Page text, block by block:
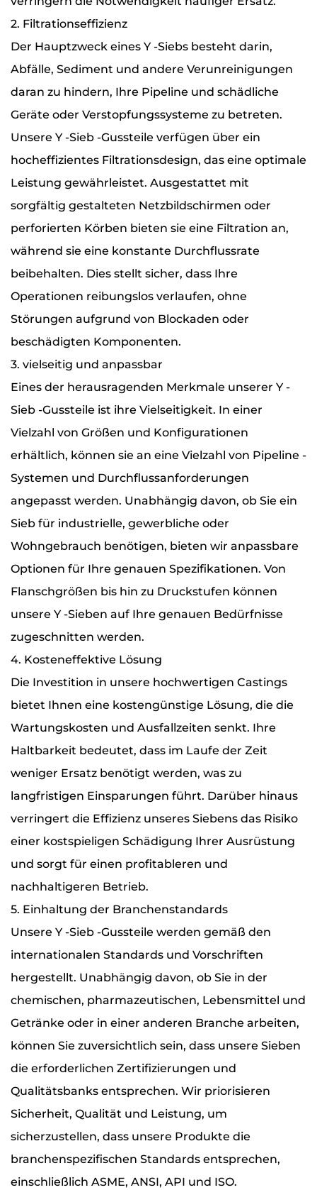
2. Filtrationseffizienz
Der Hauptzweck eines Y -Siebs besteht darin,
Abfälle, Sediment und andere Verunreinigungen
daran zu hindern, Ihre Pipeline und schädliche
Geräte oder Verstopfungssysteme zu betreten.
Unsere Y -Sieb -Gussteile verfügen über ein
hocheffizientes Filtrationsdesign, das eine optimale
Leistung gewährleistet. Ausgestattet mit
sorgfältig gestalteten Netzbildschirmen oder
perforierten Körben bieten sie eine Filtration an,
während sie eine konstante Durchflussrate
beibehalten. Dies stellt sicher, dass Ihre
Operationen reibungslos verlaufen, ohne
Störungen aufgrund von Blockaden oder
beschädigten Komponenten.
3. vielseitig und anpassbar
Eines der herausragenden Merkmale unserer Y -
Sieb -Gussteile ist ihre Vielseitigkeit. In einer
Vielzahl von Größen und Konfigurationen
erhältlich, können sie an eine Vielzahl von Pipeline -
Systemen und Durchflussanforderungen
angepasst werden. Unabhängig davon, ob Sie ein
Sieb für industrielle, gewerbliche oder
Wohngebrauch benötigen, bieten wir anpassbare
Optionen für Ihre genauen Spezifikationen. Von
Flanschgrößen bis hin zu Druckstufen können
unsere Y -Sieben auf Ihre genauen Bedürfnisse
zugeschnitten werden.
4. Kosteneffektive Lösung
Die Investition in unsere hochwertigen Castings
bietet Ihnen eine kostengünstige Lösung, die die
Wartungskosten und Ausfallzeiten senkt. Ihre
Haltbarkeit bedeutet, dass im Laufe der Zeit
weniger Ersatz benötigt werden, was zu
langfristigen Einsparungen führt. Darüber hinaus
verringert die Effizienz unseres Siebens das Risiko
einer kostspieligen Schädigung Ihrer Ausrüstung
und sorgt für einen profitableren und
nachhaltigeren Betrieb.
5. Einhaltung der Branchenstandards
Unsere Y -Sieb -Gussteile werden gemäß den
internationalen Standards und Vorschriften
hergestellt. Unabhängig davon, ob Sie in der
chemischen, pharmazeutischen, Lebensmittel und
Getränke oder in einer anderen Branche arbeiten,
können Sie zuversichtlich sein, dass unsere Sieben
die erforderlichen Zertifizierungen und
Qualitätsbanks entsprechen. Wir priorisieren
Sicherheit, Qualität und Leistung, um
sicherzustellen, dass unsere Produkte die
branchenspezifischen Standards entsprechen,
einschließlich ASME, ANSI, API und ISO.